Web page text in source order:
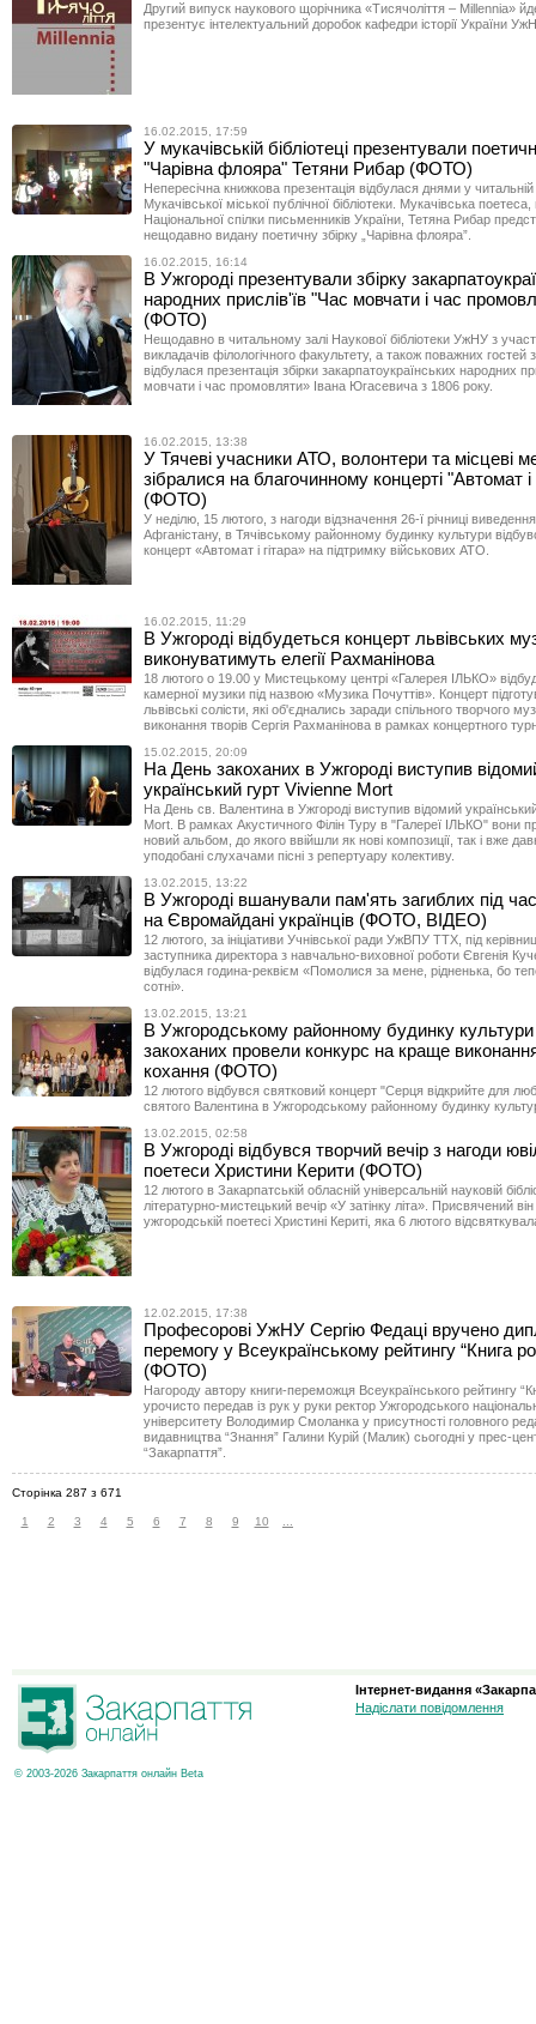
Другий випуск наукового щорічника «Тисячоліття – Millennia»
презентує інтелектуальний доробок кафедри історії України
16.02.2015, 17:59
У мукачівській бібліотеці презентували
"Чарівна флояра" Тетяни Рибар (ФОТО)
Непересічна книжкова презентація відбулася днями у читальній
Мукачівської міської публічної бібліотеки. Мукачівська
Національної спілки письменників України, Тетяна Рибар
нещодавно видану поетичну збірку „Чарівна флояра”.
16.02.2015, 16:14
В Ужгороді презентували збірку
народних прислів'їв "Час мовчати і час
(ФОТО)
Нещодавно в читальному залі Наукової бібліотеки УжНУ з
викладачів філологічного факультету, а також поважних гостей
відбулася презентація збірки закарпатоукраїнських народних
мовчати і час промовляти» Івана Югасевича з 1806 року.
16.02.2015, 13:38
У Тячеві учасники АТО, волонтери та місцеві
зібралися на благочинному концерті "Автомат і
(ФОТО)
У неділю, 15 лютого, з нагоди відзначення 26-ї річниці виведення
Афганістану, в Тячівському районному будинку культури
концерт «Автомат і гітара» на підтримку військових АТО.
16.02.2015, 11:29
В Ужгороді відбудеться концерт львівських
виконуватимуть елегії Рахманінова
18 лютого о 19.00 у Мистецькому центрі «Галерея ІЛЬКО»
камерної музики під назвою «Музика Почуттів». Концерт
львівські солісти, які об'єднались заради спільного творчого
виконання творів Сергія Рахманінова в рамках концертного
15.02.2015, 20:09
На День закоханих в Ужгороді виступив
український гурт Vivienne Mort
На День св. Валентина в Ужгороді виступив відомий
Mort. В рамках Акустичного Філін Туру в "Галереї ІЛЬКО" вони
новий альбом, до якого ввійшли як нові композиції, так і вже
уподобані слухачами пісні з репертуару колективу.
13.02.2015, 13:22
В Ужгороді вшанували пам'ять загиблих під час
на Євромайдані українців (ФОТО, ВІДЕО)
12 лютого, за ініціативи Учнівської ради УжВПУ ТТХ, під
заступника директора з навчально-виховної роботи Євгенія
відбулася година-реквієм «Помолися за мене, рідненька, бо
сотні».
13.02.2015, 13:21
В Ужгородському районному будинку
закоханих провели конкурс на краще виконання
кохання (ФОТО)
12 лютого відбувся святковий концерт "Серця відкрийте для
святого Валентина в Ужгородському районному будинку
13.02.2015, 02:58
В Ужгороді відбувся творчий вечір з нагоди
поетеси Христини Керити (ФОТО)
12 лютого в Закарпатській обласній універсальній науковій
літературно-мистецький вечір «У затінку літа». Присвячений
ужгородській поетесі Христині Кериті, яка 6 лютого
12.02.2015, 17:38
Професорові УжНУ Сергію Федаці вручено
перемогу у Всеукраїнському рейтингу “Книга
(ФОТО)
Нагороду автору книги-переможця Всеукраїнського рейтингу
урочисто передав із рук у руки ректор Ужгородського
університету Володимир Смоланка у присутності головного
видавництва “Знання” Галини Курій (Малик) сьогодні у прес-
“Закарпаття”.
Сторінка 287 з 671
1 2 3 4 5 6 7 8 9 10
© 2003-2026 Закарпаття онлайн Beta
Інтернет-видання
Надіслати повідомлення